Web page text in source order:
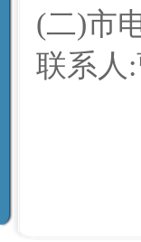
(二)市
联系人